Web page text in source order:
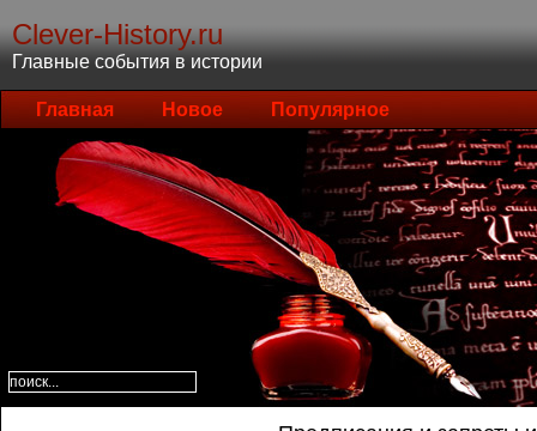
Clever-History.ru
Главные события в истории
Главная Новое Популярное